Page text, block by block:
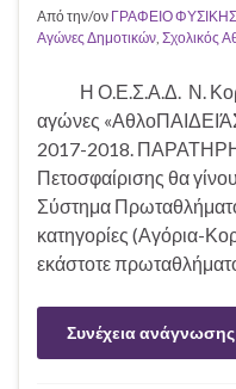
Από την/ον ΓΡΑΦΕΙΟ
Αγώνες Δημοτικών Σχολικός
Η Ο.Ε.Σ.Α.Δ. Ν.
αγώνες
2017-2018.
Πετοσφαίρισης θα
Σύστημα
κατηγορίες (Αγόρια-
εκάστοτε
Συνέχεια ανάγνωσης